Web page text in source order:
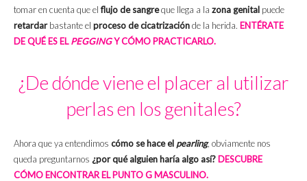
tomar en cuenta que elflujo de sangreque llega a la zona genital puede
retardarbastante el proceso de cicatrizaciónde la herida. ENTÉRATE
DE QUÉ ES ELPEGGINGY CÓMO PRACTICARLO.
¿De dónde viene el placer al utilizar
perlas en los genitales?
Ahora que ya entendimos cómo se hace el pearling, obviamente nos
queda preguntarnos ¿por qué alguien haría algo así? DESCUBRE
CÓMO ENCONTRAR EL PUNTO G MASCULINO.